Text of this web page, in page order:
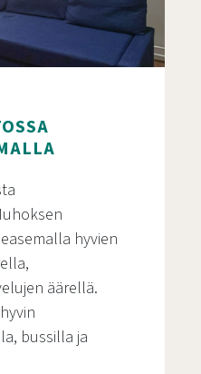
hyvien
äärellä.
bussilla ja